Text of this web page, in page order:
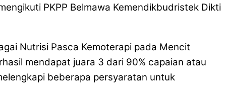
PKPP Belmawa Kemendikbudristek Dikti
Nutrisi Pasca Kemoterapi pada Mencit
mendapat juara 3 dari 90% capaian atau
beberapa persyaratan untuk